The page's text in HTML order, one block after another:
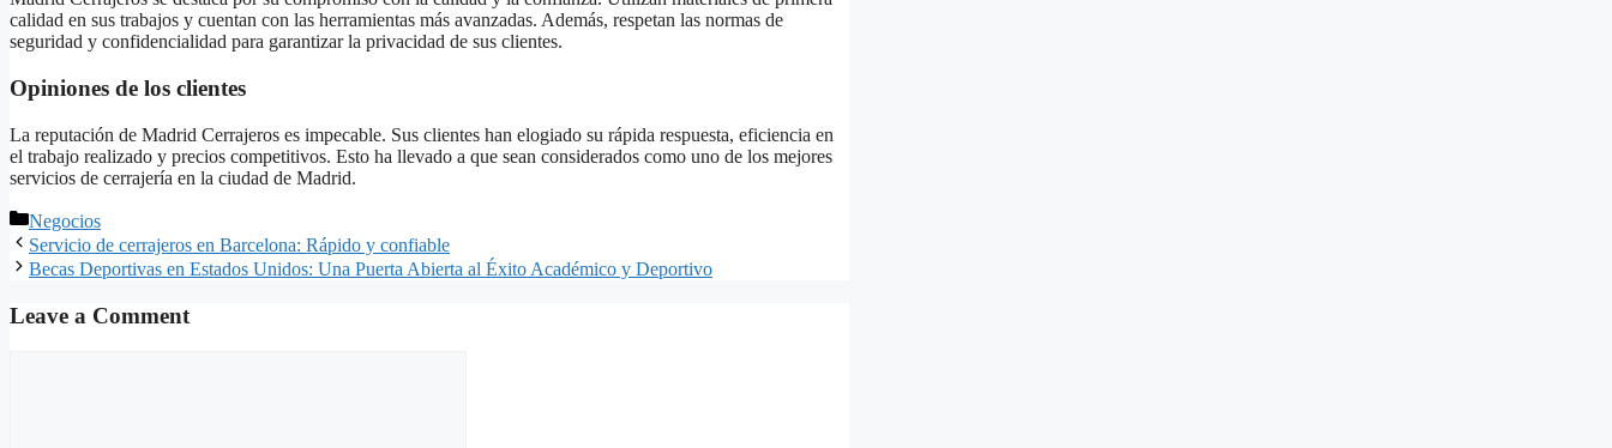
calidad en sus trabajos y cuentan con las herramientas más avanzadas. Además, respetan las normas de
seguridad y confidencialidad para garantizar la privacidad de sus clientes.
Opiniones de los clientes
La reputación de Madrid Cerrajeros es impecable. Sus clientes han elogiado su rápida respuesta, eficiencia en
el trabajo realizado y precios competitivos. Esto ha llevado a que sean considerados como uno de los mejores
servicios de cerrajería en la ciudad de Madrid.
Categories
Negocios
Servicio de cerrajeros en Barcelona: Rápido y confiable
Becas Deportivas en Estados Unidos: Una Puerta Abierta al Éxito Académico y Deportivo
Leave a Comment